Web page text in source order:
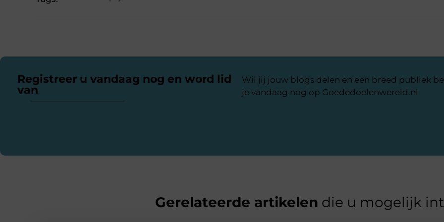
Registreer u vandaag nog en word lid
van
Wil jij jouw blogs delen en een breed publiek
je vandaag nog op Goededoelenwereld.nl
Gerelateerde artikelen die u mogelijk